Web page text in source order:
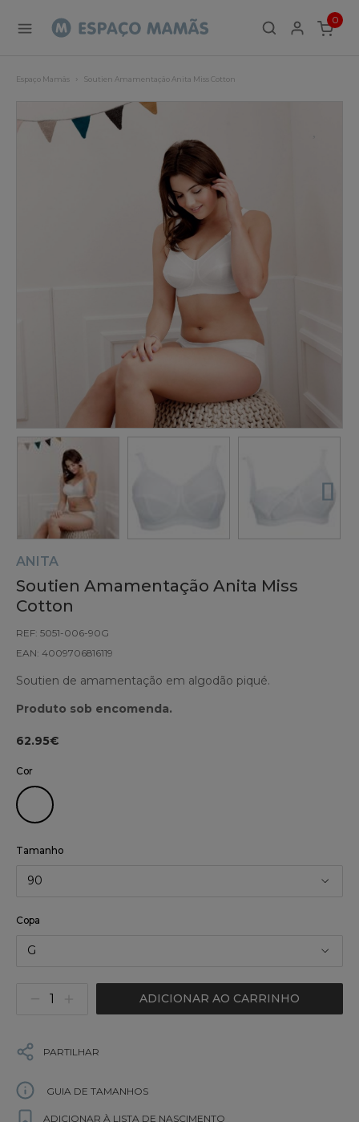
0
ITEMS
Espaço Mamãs Soutien Amamentação Anita Miss Cotton
ANITA
Soutien Amamentação Anita Miss
Cotton
REF: 5051-006-90G
EAN: 4009706816119
Soutien de amamentação em algodão piqué.
Produto sob encomenda.
62.95€
Cor
Tamanho
90
Copa
G
ADICIONAR AO CARRINHO
PARTILHAR
GUIA DE TAMANHOS
ADICIONAR À LISTA DE NASCIMENTO